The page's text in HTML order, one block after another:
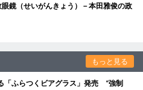
鏡（せいがんきょう）－本田雅俊の政
もっと見る
「ふらつくビアグラス」発売 “強制